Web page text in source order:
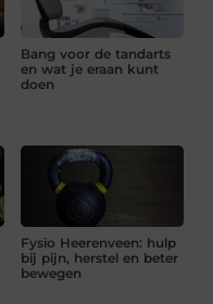
Bang voor de tandarts
en wat je eraan kunt
doen
Fysio Heerenveen: hulp
bij pijn, herstel en beter
bewegen